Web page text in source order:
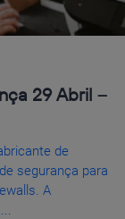
29 Abril –
de
segurança para
A